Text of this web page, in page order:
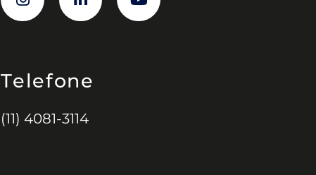
Telefone
(11) 4081-3114